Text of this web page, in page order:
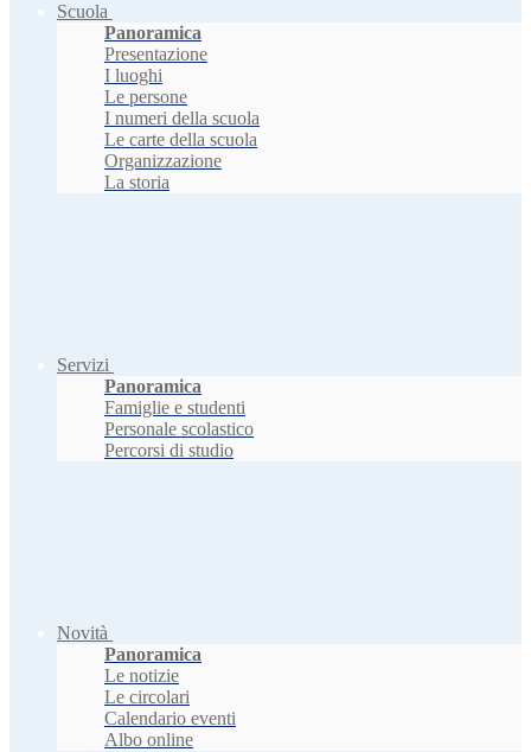
Scuola
Panoramica
Presentazione
I luoghi
Le persone
I numeri della scuola
Le carte della scuola
Organizzazione
La storia
Servizi
Panoramica
Famiglie e studenti
Personale scolastico
Percorsi di studio
Novità
Panoramica
Le notizie
Le circolari
Calendario eventi
Albo online